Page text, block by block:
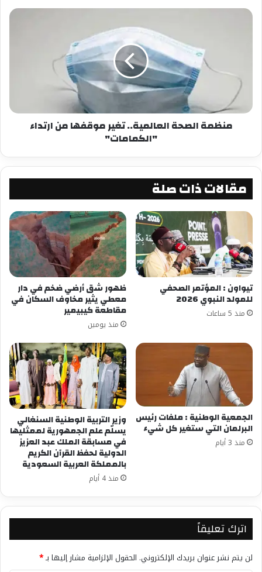
من جهتها، تبرأت السكرتارية الجديدة من المؤتمر
الصحفي للمجموعة المنشقة، وعملت على حذف البث
المباشر من صفحة التجمع على “فيسبوك”.
شارك هذا الموضوع:
منظمة الصحة العالمية.. تغير موقفها من ارتداء
"الكمامات"
مقالات ذات صلة
تيواون : المؤتمر الصحفي
للمولد النبوي 2026
منذ 5 ساعات
ظهور شق أرضي ضخم في دار
معطي يثير مخاوف السكان في
مقاطعة كيبيمير
منذ يومين
الجمعية الوطنية : ملفات رئيس
البرلمان التي ستغير كل شيء
منذ 3 أيام
وزير التربية الوطنية السنغالي
يسلّم علم الجمهورية لممثليها
في مسابقة الملك عبد العزيز
الدولية لحفظ القرآن الكريم
بالمملكة العربية السعودية
منذ 4 أيام
اترك تعليقاً
لن يتم نشر عنوان بريدك الإلكتروني. الحقول الإلزامية مشار إليها بـ*